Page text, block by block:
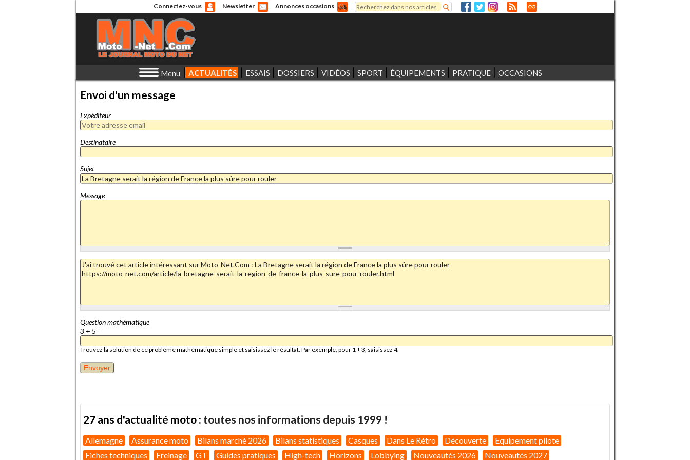
Connectez-vous Newsletter Annonces occasions
Formulaire de recherche
Rechercher
Menu ACTUALITÉS ESSAIS DOSSIERS VIDÉOS SPORT ÉQUIPEMENTS PRATIQUE OCCASIONS
Envoi d'un message
Expéditeur
Destinataire
Sujet
Message
Question mathématique
3 + 5 =
Trouvez la solution de ce problème mathématique simple et saisissez le résultat. Par exemple, pour 1 + 3, saisissez 4.
27 ans d'actualité moto : toutes nos informations depuis 1999 !
Allemagne Assurance moto Bilans marché 2026 Bilans statistiques Casques Dans Le Rétro Découverte
Equipement pilote
Fiches techniques
Freinage GT Guides pratiques High-tech Horizons Lobbying Nouveautés 2026 Nouveautés 2027